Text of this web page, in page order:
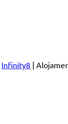
Infinity8 |